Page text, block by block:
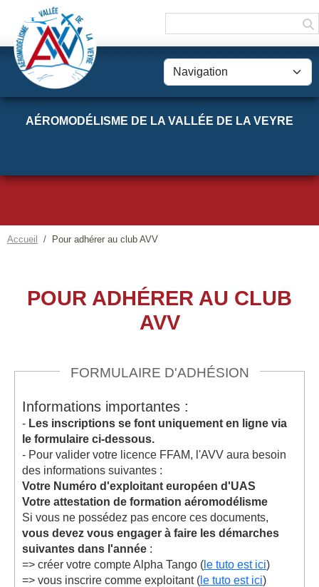
AÉROMODÉLISME DE LA VALLÉE DE LA VEYRE
Accueil Pour adhérer au club AVV
POUR ADHÉRER AU CLUB
AVV
FORMULAIRE D'ADHÉSION
Informations importantes :
- Les inscriptions se font uniquement en ligne via
le formulaire ci-dessous.
- Pour valider votre licence FFAM, l'AVV aura besoin
des informations suivantes :
Votre Numéro d'exploitant européen d'UAS
Votre attestation de formation aéromodélisme
Si vous ne possédez pas encore ces documents,
vous devez vous engager à faire les démarches
suivantes dans l'année :
=> créer votre compte Alpha Tango ( le tuto est ici)
=> vous inscrire comme exploitant ( le tuto est ici)
Panneau de gestion des cookies